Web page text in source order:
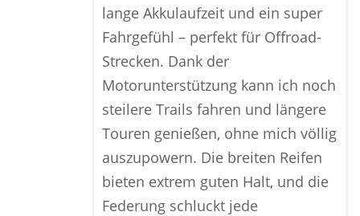
lange Akkulaufzeit und ein super
Fahrgefühl – perfekt für Offroad-
Strecken. Dank der
Motorunterstützung kann ich noch
steilere Trails fahren und längere
Touren genießen, ohne mich völlig
auszupowern. Die breiten Reifen
bieten extrem guten Halt, und die
Federung schluckt jede